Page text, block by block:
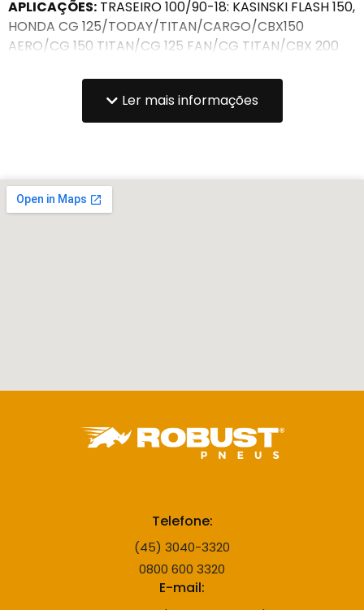
APLICAÇÕES: TRASEIRO 100/90-18: KASINSKI FLASH 150,
HONDA CG 125/TODAY/TITAN/CARGO/CBX150
AERO/CG 150 TITAN/CG 125 FAN/CG TITAN/CBX 200
TRAXX JOTO 125 MVK STREET 150, DAFRA SPEED 150,
SHINERAY WY150/WY125, IROS ONE E SIMILARES.
Ler mais informações
E-mail:
Telefone:
(45) 3040-3320
0800 600 3320